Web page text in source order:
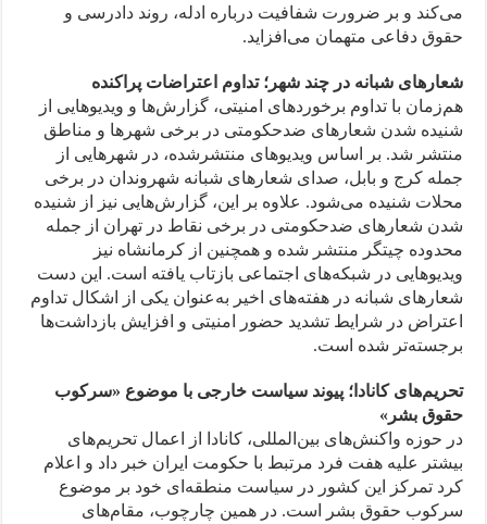
می‌کند و بر ضرورت شفافیت درباره ادله، روند دادرسی و
حقوق دفاعی متهمان می‌افزاید.
شعارهای شبانه در چند شهر؛ تداوم اعتراضات پراکنده
هم‌زمان با تداوم برخوردهای امنیتی، گزارش‌ها و ویدیوهایی از
شنیده شدن شعارهای ضدحکومتی در برخی شهرها و مناطق
منتشر شد. بر اساس ویدیوهای منتشرشده، در شهرهایی از
جمله کرج و بابل، صدای شعارهای شبانه شهروندان در برخی
محلات شنیده می‌شود. علاوه بر این، گزارش‌هایی نیز از شنیده
شدن شعارهای ضدحکومتی در برخی نقاط در تهران از جمله
محدوده چیتگر منتشر شده و همچنین از کرمانشاه نیز
ویدیوهایی در شبکه‌های اجتماعی بازتاب یافته است. این دست
شعارهای شبانه در هفته‌های اخیر به‌عنوان یکی از اشکال تداوم
اعتراض در شرایط تشدید حضور امنیتی و افزایش بازداشت‌ها
برجسته‌تر شده است.
تحریم‌های کانادا؛ پیوند سیاست خارجی با موضوع «سرکوب
حقوق بشر»
در حوزه واکنش‌های بین‌المللی، کانادا از اعمال تحریم‌های
بیشتر علیه هفت فرد مرتبط با حکومت ایران خبر داد و اعلام
کرد تمرکز این کشور در سیاست منطقه‌ای خود بر موضوع
سرکوب حقوق بشر است. در همین چارچوب، مقام‌های